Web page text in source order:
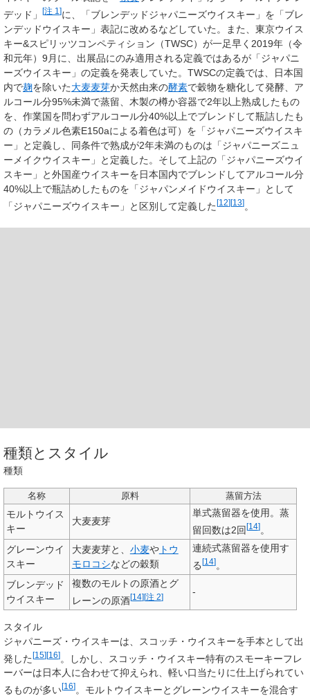
デッド」
[注 1 ]に、「ブレンデッドジャパニーズウイスキー」を「ブレ
ンデッドウイスキー」表記に改めるなどしていた。また、東京ウイス
キー&スピリッツコンペティション（TWSC）が一足早く2019年（令
和元年）9月に、出展品にのみ適用される定義ではあるが「ジャパニ
ーズウイスキー」の定義を発表していた。TWSCの定義では、日本国
内で麹を除いた大麦麦芽か天然由来の酵素で穀物を糖化して発酵、ア
ルコール分95%未満で蒸留、木製の樽か容器で2年以上熟成したもの
を、作業国を問わずアルコール分40%以上でブレンドして瓶詰したも
の（カラメル色素E150aによる着色は可）を「ジャパニーズウイスキ
ー」と定義し、同条件で熟成が2年未満のものは「ジャパニーズニュ
ーメイクウイスキー」と定義した。そして上記の「ジャパニーズウイ
スキー」と外国産ウイスキーを日本国内でブレンドしてアルコール分
40%以上で瓶詰めしたものを「ジャパンメイドウイスキー」として
「ジャパニーズウイスキー」と区別して定義した[12][13]。
種類とスタイル
種類
名称 原料 蒸留方法
モルトウイス
キー
大麦麦芽
単式蒸留器を使用。蒸
留回数は2回[14]。
グレーンウイ
スキー
大麦麦芽と、 小麦やトウ
モロコシなどの穀類
連続式蒸留器を使用す
る[14]。
ブレンデッド
ウイスキー
複数のモルトの原酒とグ
レーンの原酒[14][注 2] -
スタイル
ジャパニーズ・ウイスキーは、スコッチ・ウイスキーを手本として出
発した[15][16]。しかし、スコッチ・ウイスキー特有のスモーキーフレ
ーバーは日本人に合わせて抑えられ、軽い口当たりに仕上げられてい
るものが多い[16] 。モルトウイスキーとグレーンウイスキーを混合す